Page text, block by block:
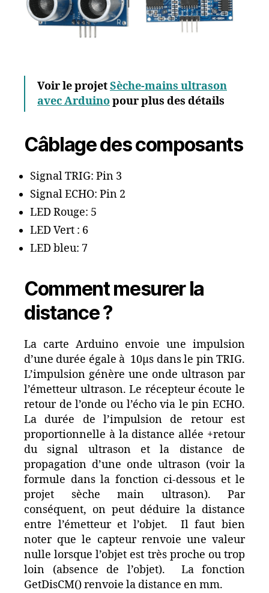
Voir le projetSèche-mains ultrason
avec Arduinopour plus des détails
Câblage des composants
Signal TRIG: Pin 3
Signal ECHO: Pin 2
LED Rouge: 5
LED Vert : 6
LED bleu: 7
Comment mesurer la
distance ?
La carte Arduino envoie une impulsion
d’une durée égale à 10µs dans le pin TRIG.
L’impulsion génère une onde ultrason par
l’émetteur ultrason. Le récepteur écoute le
retour de l’onde ou l’écho via le pin ECHO.
La durée de l’impulsion de retour est
proportionnelle à la distance allée +retour
du signal ultrason et la distance de
propagation d’une onde ultrason (voir la
formule dans la fonction ci-dessous et le
projet sèche main ultrason). Par
conséquent, on peut déduire la distance
entre l’émetteur et l’objet. Il faut bien
noter que le capteur renvoie une valeur
nulle lorsque l’objet est très proche ou trop
loin (absence de l’objet). La fonction
GetDisCM() renvoie la distance en mm.